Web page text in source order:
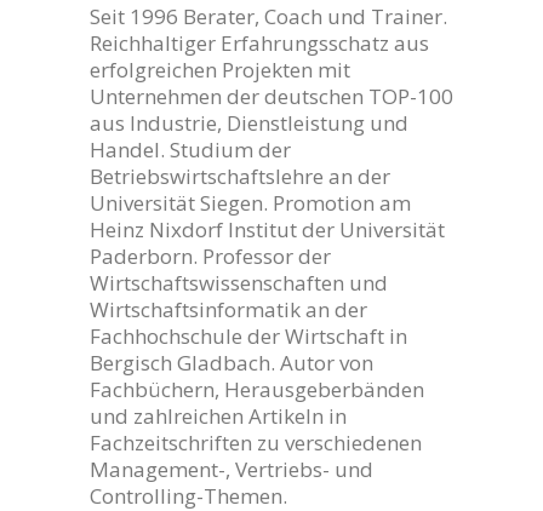
Seit 1996 Berater, Coach und Trainer.
Reichhaltiger Erfahrungsschatz aus
erfolgreichen Projekten mit
Unternehmen der deutschen TOP-100
aus Industrie, Dienstleistung und
Handel. Studium der
Betriebswirtschaftslehre an der
Universität Siegen. Promotion am
Heinz Nixdorf Institut der Universität
Paderborn. Professor der
Wirtschaftswissenschaften und
Wirtschaftsinformatik an der
Fachhochschule der Wirtschaft in
Bergisch Gladbach. Autor von
Fachbüchern, Herausgeberbänden
und zahlreichen Artikeln in
Fachzeitschriften zu verschiedenen
Management-, Vertriebs- und
Controlling-Themen.